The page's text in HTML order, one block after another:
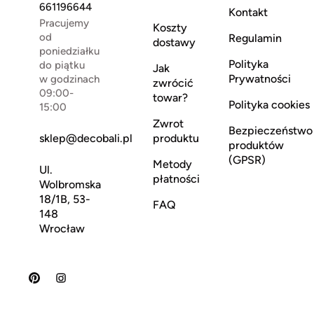
661196644
Pracujemy
od
poniedziałku
do piątku
w godzinach
09:00-
15:00
sklep@decobali.pl
Ul.
Wolbromska
18/1B, 53-
148
Wrocław
Koszty
dostawy
Jak
zwrócić
towar?
Zwrot
produktu
Metody
płatności
FAQ
Kontakt
Regulamin
Polityka
Prywatności
Polityka cookies
Bezpieczeństwo
produktów
(GPSR)